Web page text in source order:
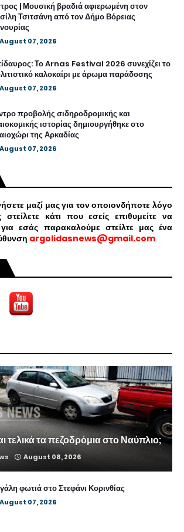
| Μουσική βραδιά αφιερωμένη στον
Τσιτσάνη από τον Δήμο Βόρειας
August 07, 2026
Το Arnas Festival 2026 συνεχίζει το
καλοκαίρι με άρωμα παράδοσης
August 07, 2026
προβολής σιδηροδρομικής και
ιστορίας δημιουργήθηκε στο
της Αρκαδίας
August 07, 2026
μαζί μας για τον οποιονδήποτε λόγο
κάτι που εσείς επιθυμείτε να
εσάς παρακαλούμε στείλτε μας ένα
argolidasnews@gmail.com
τελικά τα πεζοδρόμια στο Ναύπλιο;
August 08, 2026
φωτιά στο Στεφάνι Κορινθίας
August 07, 2026